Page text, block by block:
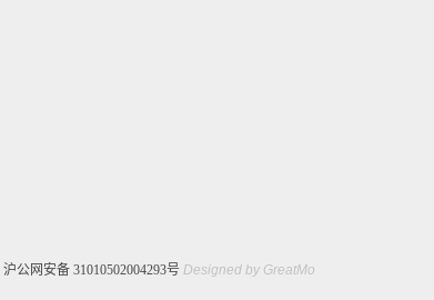
沪公网安备 31010502004293号 Designed by GreatMo